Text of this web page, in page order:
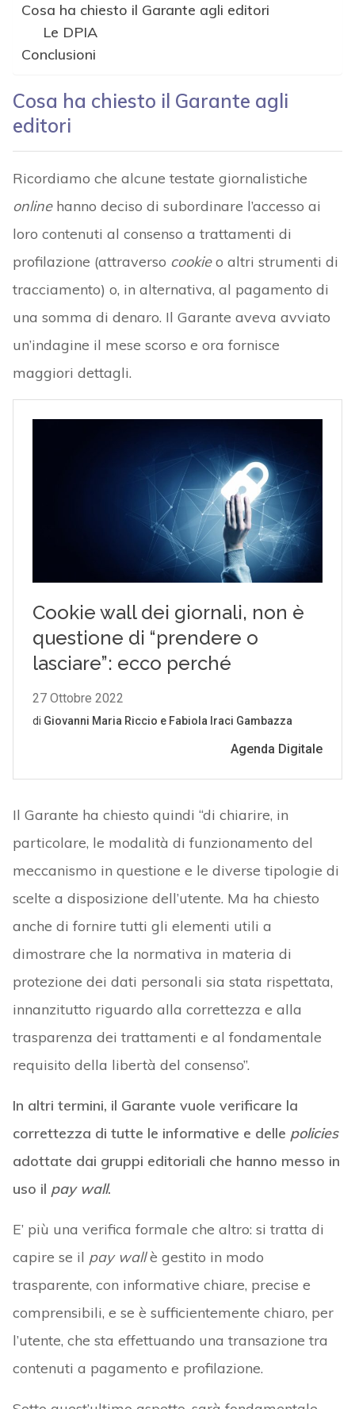
Cosa ha chiesto il Garante agli editori
Le DPIA
Conclusioni
Cosa ha chiesto il Garante agli
editori
Ricordiamo che alcune testate giornalistiche
onlinehanno deciso di subordinare l’accesso ai
loro contenuti al consenso a trattamenti di
profilazione (attraverso cookieo altri strumenti di
tracciamento) o, in alternativa, al pagamento di
una somma di denaro. Il Garante aveva avviato
un’indagine il mese scorso e ora fornisce
maggiori dettagli.
Il Garante ha chiesto quindi “di chiarire, in
particolare, le modalità di funzionamento del
meccanismo in questione e le diverse tipologie di
scelte a disposizione dell’utente. Ma ha chiesto
anche di fornire tutti gli elementi utili a
dimostrare che la normativa in materia di
protezione dei dati personali sia stata rispettata,
innanzitutto riguardo alla correttezza e alla
trasparenza dei trattamenti e al fondamentale
requisito della libertà del consenso”.
In altri termini, il Garante vuole verificare la
correttezza di tutte le informative e delle policies
adottate dai gruppi editoriali che hanno messo in
uso il pay wall.
E’ più una verifica formale che altro: si tratta di
capire se il pay wallè gestito in modo
trasparente, con informative chiare, precise e
comprensibili, e se è sufficientemente chiaro, per
l’utente, che sta effettuando una transazione tra
contenuti a pagamento e profilazione.